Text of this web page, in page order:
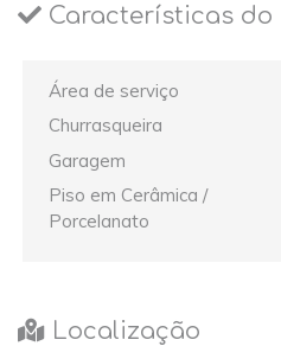
Características do
Área de serviço
Churrasqueira
Garagem
Piso em Cerâmica /
Porcelanato
Localização